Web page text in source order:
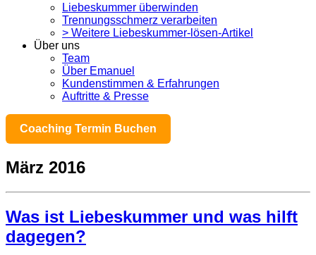
Liebeskummer überwinden
Trennungsschmerz verarbeiten
> Weitere Liebeskummer-lösen-Artikel
Über uns
Team
Über Emanuel
Kundenstimmen & Erfahrungen
Auftritte & Presse
Coaching Termin Buchen
März 2016
Was ist Liebeskummer und was hilft
dagegen?